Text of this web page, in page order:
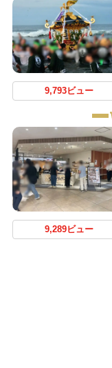
9,793ビュー
9,289ビュー